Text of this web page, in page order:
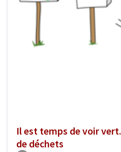
Il est temps de voir
de déchets